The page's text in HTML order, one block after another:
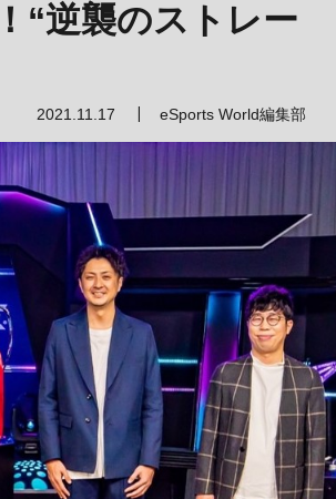
“逆襲のストレー
2021.11.17 eSports World編集部